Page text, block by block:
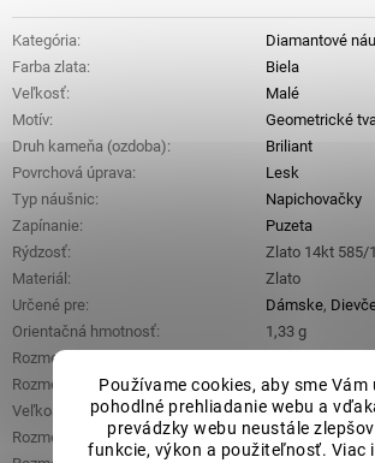
Používame cookies, aby sme Vám
pohodlné prehliadanie webu a
prevádzky webu neustále
funkcie, výkon a použiteľnosť. Viac
Kategória:
Diamantové
Farba zlata:
Biela
Veľkosť:
Malé
Motív:
Geometrické
Druh kameňa (ozdoba):
Briliant
Povrchová úprava:
Lesk
Typ náušnic:
Napichovačky
Zapínanie:
Puzeta
Rýdzosť:
Zlato 14kt 585/
Materiál :
Zlato
Určené pre: Dámske,
Orientačná hmotnosť:
1,33 g
Rozmery ozdobnej časti (š x d x v)
Rozmery hlavného kameňa(š x d):
2,2 mm x 2,2
Veľkosť hlavných kameňov páru:
0,09 ct
Rozmer jedného menšieho briliantu:
0,7 mm x 0,7